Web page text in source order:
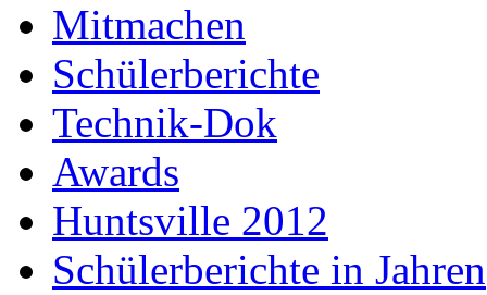
Mitmachen
Schülerberichte
Technik-Dok
Awards
Huntsville 2012
Schülerberichte in Jahren